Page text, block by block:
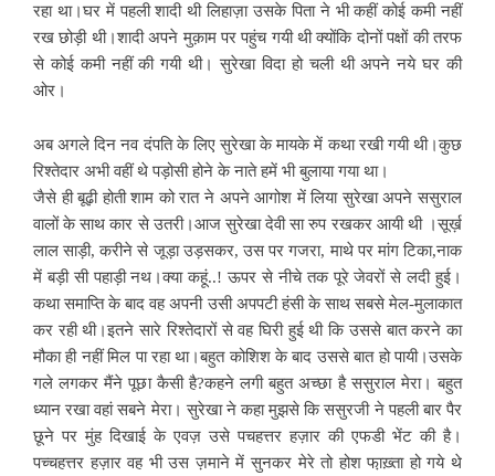
रहा था।घर में पहली शादी थी लिहाज़ा उसके पिता ने भी कहीं कोई कमी नहीं
रख छोड़ी थी।शादी अपने मुक़ाम पर पहुंच गयी थी क्योंकि दोनों पक्षों की तरफ
से कोई कमी नहीं की गयी थी। सुरेखा विदा हो चली थी अपने नये घर की
ओर।
अब अगले दिन नव दंपति के लिए सुरेखा के मायके में कथा रखी गयी थी।कुछ
रिश्तेदार अभी वहीं थे पड़ोसी होने के नाते हमें भी बुलाया गया था।
जैसे ही बूढ़ी होती शाम को रात ने अपने आगोश में लिया सुरेखा अपने ससुराल
वालों के साथ कार से उतरी।आज सुरेखा देवी सा रुप रखकर आयी थी ।सूर्ख़
लाल साड़ी, करीने से जूड़ा उड़सकर, उस पर गजरा, माथे पर मांग टिका,नाक
में बड़ी सी पहाड़ी नथ।क्या कहूं..! ऊपर से नीचे तक पूरे जेवरों से लदी हुई।
कथा समाप्ति के बाद वह अपनी उसी अपपटी हंसी के साथ सबसे मेल-मुलाकात
कर रही थी।इतने सारे रिश्तेदारों से वह घिरी हुई थी कि उससे बात करने का
मौका ही नहीं मिल पा रहा था।बहुत कोशिश के बाद उससे बात हो पायी।उसके
गले लगकर मैंने पूछा कैसी है?कहने लगी बहुत अच्छा है ससुराल मेरा। बहुत
ध्यान रखा वहां सबने मेरा। सुरेखा ने कहा मुझसे कि ससुरजी ने पहली बार पैर
छूने पर मुंह दिखाई के एवज़ उसे पचहत्तर हज़ार की एफडी भेंट की है।
पच्चहत्तर हज़ार वह भी उस ज़माने में सुनकर मेरे तो होश फा़ख़्ता हो गये थे